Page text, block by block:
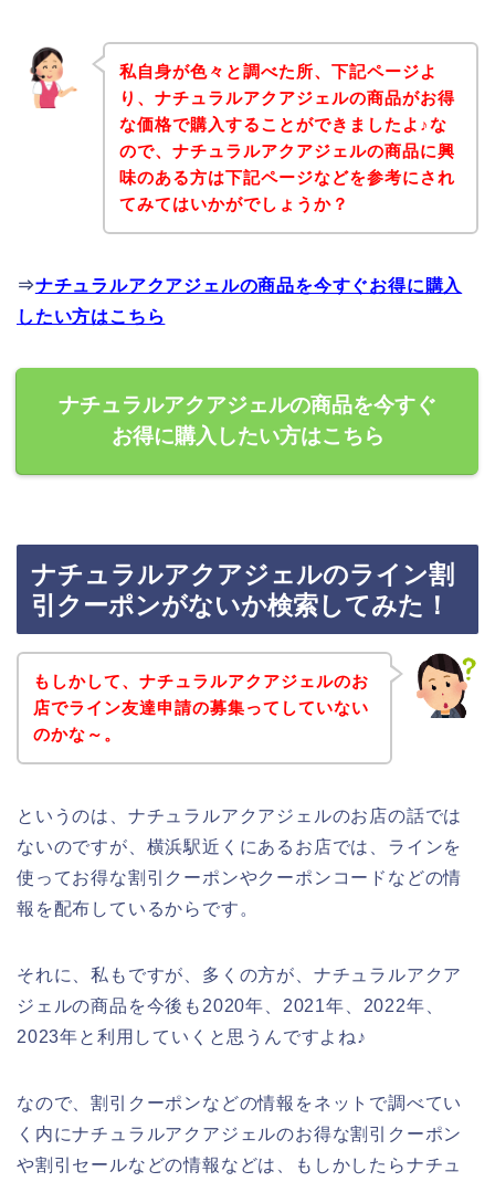
私自身が色々と調べた所、下記ページよ
り、ナチュラルアクアジェルの商品がお得
な価格で購入することができましたよ♪な
ので、ナチュラルアクアジェルの商品に興
味のある方は下記ページなどを参考にされ
てみてはいかがでしょうか？
⇒ナチュラルアクアジェルの商品を今すぐお得に購入
したい方はこちら
ナチュラルアクアジェルの商品を今すぐ
お得に購入したい方はこちら
ナチュラルアクアジェルのライン割
引クーポンがないか検索してみた！
もしかして、ナチュラルアクアジェルのお
店でライン友達申請の募集ってしていない
のかな～。
というのは、ナチュラルアクアジェルのお店の話では
ないのですが、横浜駅近くにあるお店では、ラインを
使ってお得な割引クーポンやクーポンコードなどの情
報を配布しているからです。
それに、私もですが、多くの方が、ナチュラルアクア
ジェルの商品を今後も2020年、2021年、2022年、
2023年と利用していくと思うんですよね♪
なので、割引クーポンなどの情報をネットで調べてい
く内にナチュラルアクアジェルのお得な割引クーポン
や割引セールなどの情報などは、もしかしたらナチュ